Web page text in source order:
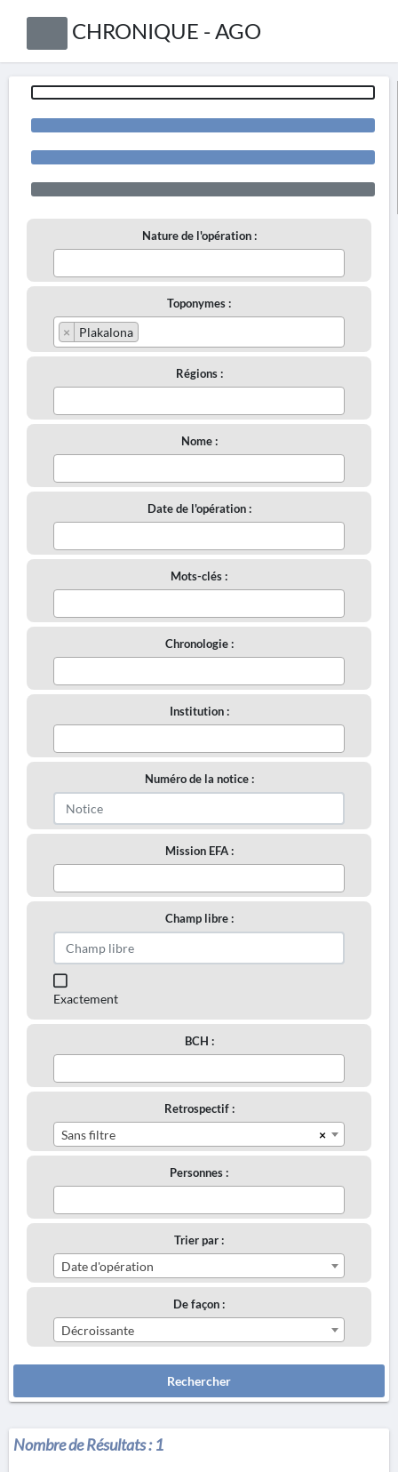
CHRONIQUE - AGO
Nature de l'opération :
Toponymes :
× Plakalona
Régions :
Nome :
Date de l'opération :
Mots-clés :
Chronologie :
Institution :
Numéro de la notice :
Mission EFA :
Champ libre :
Exactement
BCH :
Retrospectif :
×
Sans filtre
Personnes :
Trier par :
Date d'opération
De façon :
Décroissante
Rechercher
Nombre de Résultats :1